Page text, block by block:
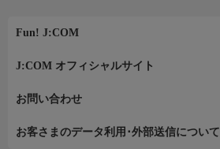
Fun! J:COM
J:COM オフィシャルサイト
お問い合わせ
お客さまのデータ利用･外部送信について